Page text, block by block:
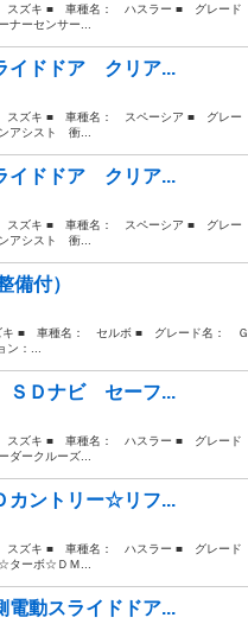
ズキ ■ 車種名： ハスラー ■ グレード
ーセンサー...
イドドア クリア...
ズキ ■ 車種名： スペーシア ■ グレー
アシスト 衝...
イドドア クリア...
ズキ ■ 車種名： スペーシア ■ グレー
アシスト 衝...
付）
■ 車種名： セルボ ■ グレード名： Ｇ
：...
ＳＤナビ セーフ...
ズキ ■ 車種名： ハスラー ■ グレード
ークルーズ...
カントリー☆リフ...
ズキ ■ 車種名： ハスラー ■ グレード
ーボ☆ＤＭ...
動スライドドア...